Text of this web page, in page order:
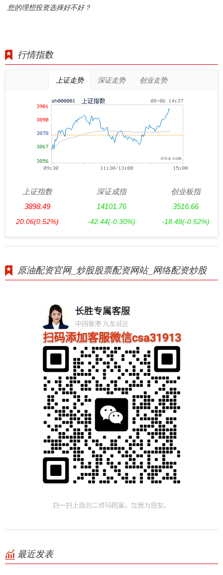
您的理想投资选择好不好？
行情指数
上证走势 深证走势 创业走势
上证指数
3898.49
20.06(0.52%)
深证成指
14101.76
-42.44(-0.30%)
创业板指
3516.66
-18.48(-0.52%)
原油配资官网_炒股股票配资网站_网络配资炒股
最近发表